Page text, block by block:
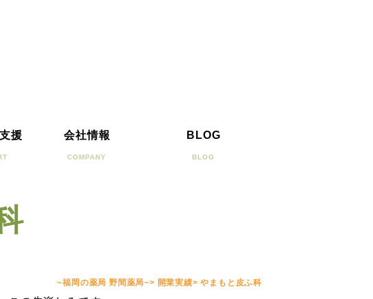
援 会社情報
COMPANY
BLOG
BLOG
~福岡の薬局 野間薬局~> 開業実績>やまもと皮ふ科